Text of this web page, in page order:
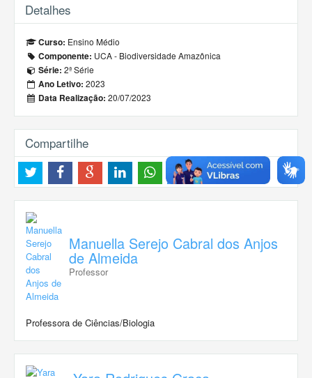
Detalhes
Curso: Ensino Médio
Componente: UCA - Biodiversidade Amazônica
Série: 2ª Série
Ano Letivo: 2023
Data Realização: 20/07/2023
Compartilhe
Manuella Serejo Cabral dos Anjos
de Almeida
Professor
Professora de Ciências/Biologia